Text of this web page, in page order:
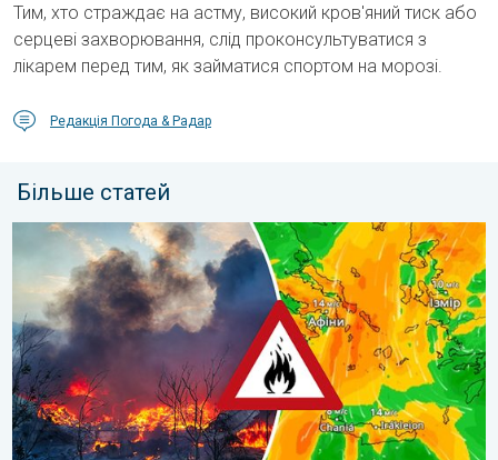
Тим, хто страждає на астму, високий кров'яний тиск або
серцеві захворювання, слід проконсультуватися з
лікарем перед тим, як займатися спортом на морозі.
Редакція Погода & Радар
Більше статей
Лісові пожежі у Південно-Східній Європі. Спека й сильний